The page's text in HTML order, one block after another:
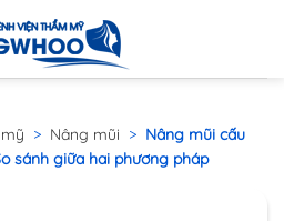
> Nâng mũi > Nâng mũi cấu
sánh giữa hai phương pháp